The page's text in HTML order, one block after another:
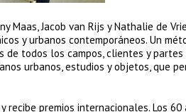
Maas, Jacob van Rijs y Nathalie de
y urbanos contemporáneos. Un
todos los campos, clientes y
urbanos, estudios y objetos, que
premios internacionales. Los